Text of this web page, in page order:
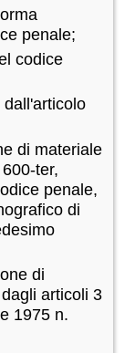
penale;
codice
dall'articolo
di materiale
ter,
penale,
di
di
articoli 3
1975 n.